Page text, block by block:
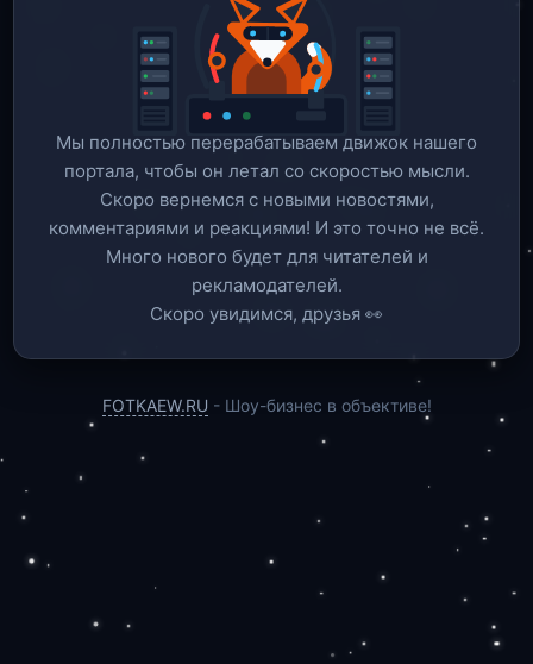
Мы полностью перерабатываем движок нашего
портала, чтобы он летал со скоростью мысли.
Скоро вернемся c новыми новостями,
комментариями и реакциями! И это точно не всё.
Много нового будет для читателей и
рекламодателей.
Скоро увидимся, друзья 👀
FOTKAEW.RU - Шоу-бизнес в объективе!